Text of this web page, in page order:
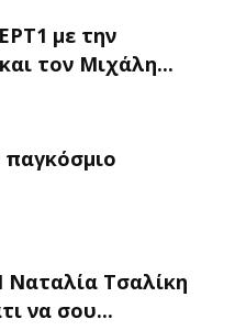
με την
τον Μιχάλη...
παγκόσμιο
Τσαλίκη
να σου...